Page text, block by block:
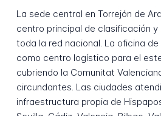
La sede central en Torrejón de
centro principal de clasificación
toda la red nacional. La oficina
como centro logístico para el
cubriendo la Comunitat
circundantes. Las ciudades
infraestructura propia de